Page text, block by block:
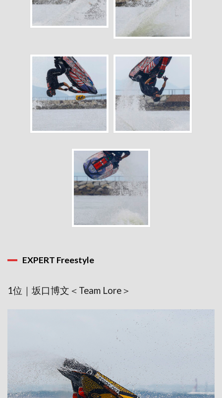
EXPERT Freestyle
1位｜坂口博文＜Team Lore＞